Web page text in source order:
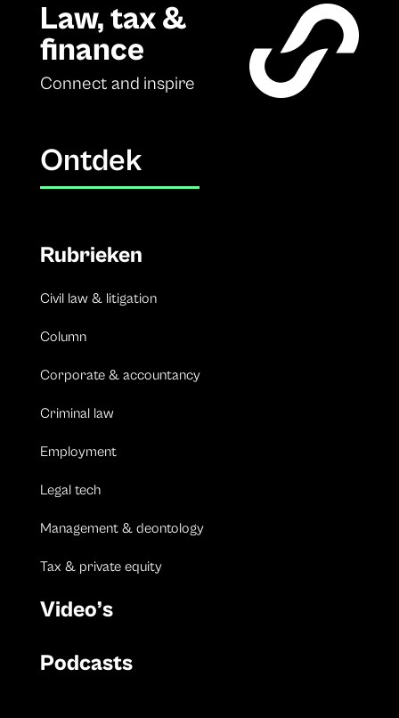
Law, tax &
finance
Connect and inspire
Ontdek
Rubrieken
Civil law & litigation
Column
Corporate & accountancy
Criminal law
Employment
Legal tech
Management & deontology
Tax & private equity
Video’s
Podcasts